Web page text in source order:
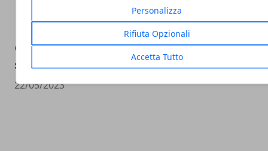
Personalizza
Rifiuta Opzionali
Accetta Tutto
Campagne Ads su Facebook: ecco come
sfruttarle per crescere
22/05/2023